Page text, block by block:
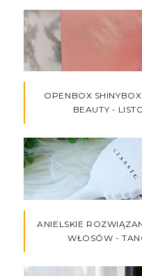
OPENBOX
BEAUTY -
ANIELSKIE
WŁOSÓW -